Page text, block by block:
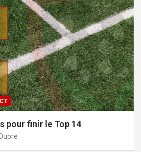
pour finir le Top 14